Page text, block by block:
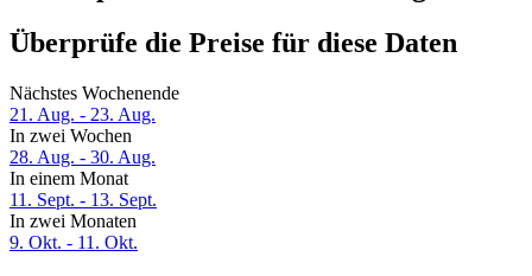
Überprüfe die Preise für diese Daten
Nächstes Wochenende
21. Aug. - 23. Aug.
In zwei Wochen
28. Aug. - 30. Aug.
In einem Monat
11. Sept. - 13. Sept.
In zwei Monaten
9. Okt. - 11. Okt.